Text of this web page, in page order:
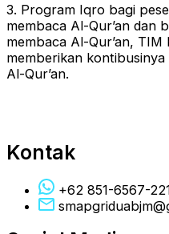
3. Program Iqro bagi
membaca Al-Qur’an dan
membaca Al-Qur’an,
memberikan
Al-Qur’an.
Kontak
+62 851-6567-